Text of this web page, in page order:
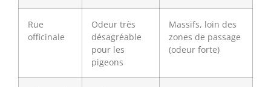
Rue
officinale
Odeur très
désagréable
pour les
pigeons
Massifs, loin des
zones de passage
(odeur forte)